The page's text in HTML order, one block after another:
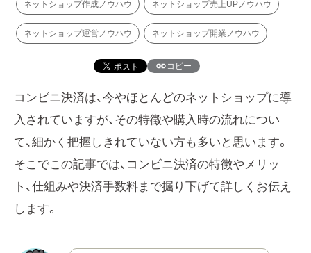
ネットショップ作成ノウハウ ネットショップ売上UPノウハウ
ネットショップ運営ノウハウ ネットショップ開業ノウハウ
コピー
コンビニ決済は、今やほとんどのネットショップに導
入されていますが、その特徴や購入時の流れについ
て、細かく把握しきれていない方も多いと思います。
そこでこの記事では、コンビニ決済の特徴やメリッ
ト、仕組みや決済手数料まで掘り下げて詳しくお伝え
します。